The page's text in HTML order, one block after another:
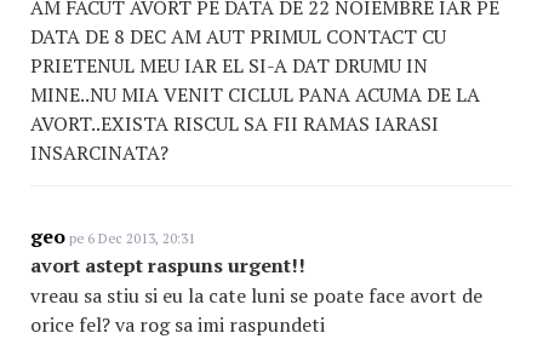
AM FACUT AVORT PE DATA DE 22 NOIEMBRE IAR PE
DATA DE 8 DEC AM AUT PRIMUL CONTACT CU
PRIETENUL MEU IAR EL SI-A DAT DRUMU IN
MINE..NU MIA VENIT CICLUL PANA ACUMA DE LA
AVORT..EXISTA RISCUL SA FII RAMAS IARASI
INSARCINATA?
geo pe 6 Dec 2013, 20:31
avort astept raspuns urgent!!
vreau sa stiu si eu la cate luni se poate face avort de
orice fel? va rog sa imi raspundeti